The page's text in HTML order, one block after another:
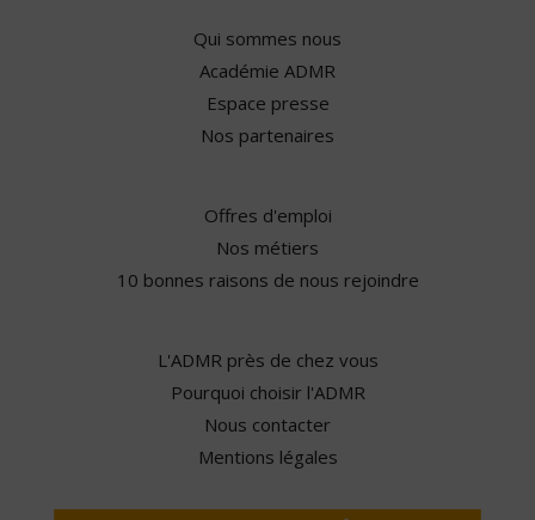
Qui sommes nous
Académie ADMR
Espace presse
Nos partenaires
Offres d'emploi
Nos métiers
10 bonnes raisons de nous rejoindre
L'ADMR près de chez vous
Pourquoi choisir l'ADMR
Nous contacter
Mentions légales